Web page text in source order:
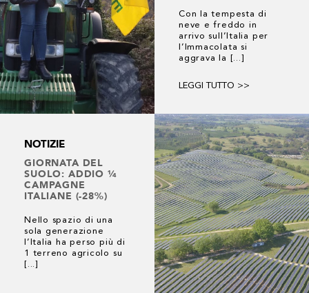
Con la tempesta di
neve e freddo in
arrivo sull’Italia per
l’Immacolata si
aggrava la [...]
LEGGI TUTTO >>
NOTIZIE
GIORNATA DEL
SUOLO: ADDIO ¼
CAMPAGNE
ITALIANE (-28%)
Nello spazio di una
sola generazione
l’Italia ha perso più di
1 terreno agricolo su
[...]